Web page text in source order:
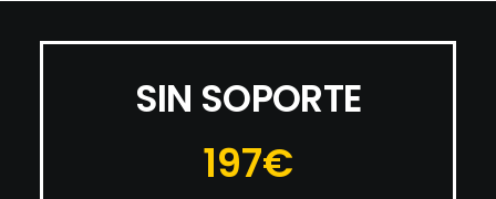
SIN SOPORTE
197€